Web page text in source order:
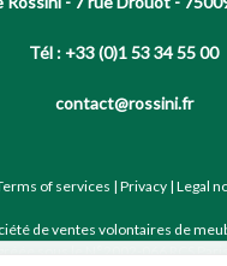
Tél : +33 (0)1 53 34 55 00
contact@rossini.fr
of services | Privacy| Legal
de ventes volontaires de